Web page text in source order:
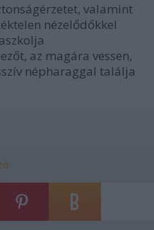
valamint
nézelődőkkel
az magára vessen,
népharaggal találja